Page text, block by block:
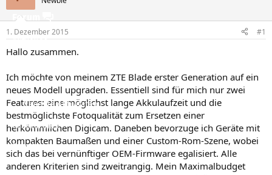
Forum
Aktuelles
Neue Beiträge
Neueste Aktivitäten
Leserartikel
Regeln
l
e
r
e
l
t
a
1. Dezember 2015 #1
Hallo zusammen.
Ich möchte von meinem ZTE Blade erster Generation auf ein
neues Modell upgraden. Essentiell sind für mich nur zwei
Features: eine möglichst lange Akkulaufzeit und die
bestmöglichste Fotoqualität zum Ersetzen einer
herkömmlichen Digicam. Daneben bevorzuge ich Geräte mit
kompakten Baumaßen und einer Custom-Rom-Szene, wobei
sich das bei vernünftiger OEM-Firmware egalisiert. Alle
anderen Kriterien sind zweitrangig. Mein Maximalbudget